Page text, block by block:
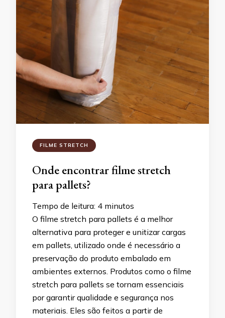
FILME STRETCH
Onde encontrar filme stretch
para pallets?
Tempo de leitura: 4 minutos
O filme stretch para pallets é a melhor
alternativa para proteger e unitizar cargas
em pallets, utilizado onde é necessário a
preservação do produto embalado em
ambientes externos. Produtos como o filme
stretch para pallets se tornam essenciais
por garantir qualidade e segurança nos
materiais. Eles são feitos a partir de